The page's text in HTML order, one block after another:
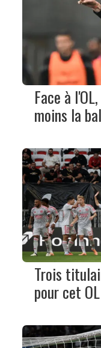
Face à
moins la
Trois
pour cet